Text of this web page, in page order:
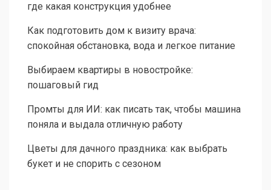
где какая конструкция удобнее
Как подготовить дом к визиту врача:
спокойная обстановка, вода и легкое питание
Выбираем квартиры в новостройке:
пошаговый гид
Промты для ИИ: как писать так, чтобы машина
поняла и выдала отличную работу
Цветы для дачного праздника: как выбрать
букет и не спорить с сезоном